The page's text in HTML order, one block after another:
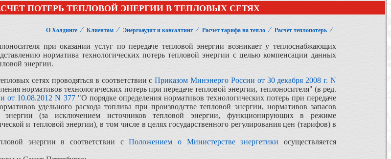
ПОТЕРЬ ТЕПЛОВОЙ ЭНЕРГИИ В ТЕПЛОВЫХ СЕТЯХ
О Холдинге ⁄ Клиентам ⁄ Энергоаудит и консалтинг⁄ Расчет тарифа на тепло ⁄ Расчет теплопотерь ⁄
при оказании услуг по передаче тепловой энергии возникает у теплоснабжающих
норматива технологических потерь тепловой энергии с целью компенсации данных
энергии.
сетях проводяться в соответствии сПриказом Минэнерго России от 30 декабря 2008 г. N
нормативов технологических потерь при передаче тепловой энергии, теплоносителя" (в ред.
от 10.08.2012 N 377"О порядке определения нормативов технологических потерь при передаче
удельного расхода топлива при производстве тепловой энергии, нормативов запасов
энергии (за исключением источников тепловой энергии, функционирующих в режиме
и тепловой энергии), в том числе в целях государственного регулирования цен (тарифов) в
энергии в соответствии сПоложением о Министерстве энергетики осуществляется